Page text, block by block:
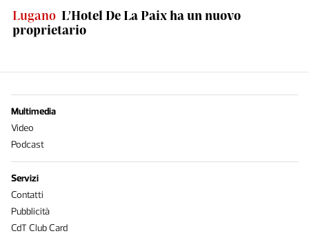
Lugano L’Hotel De La Paix ha un nuovo
proprietario
Multimedia
Video
Podcast
Servizi
Contatti
Pubblicità
CdT Club Card